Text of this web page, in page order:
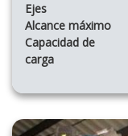
Ejes
Alcance máximo
Capacidad de
carga